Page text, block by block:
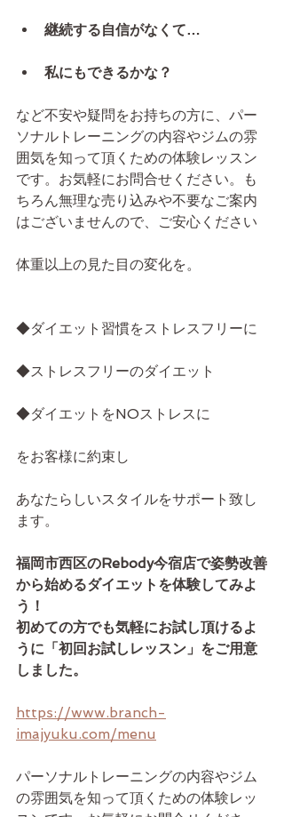
継続する自信がなくて…
私にもできるかな？
など不安や疑問をお持ちの方に、パー
ソナルトレーニングの内容やジムの雰
囲気を知って頂くための体験レッスン
です。お気軽にお問合せください。も
ちろん無理な売り込みや不要なご案内
はございませんので、ご安心ください
体重以上の見た目の変化を。
◆ダイエット習慣をストレスフリーに
◆ストレスフリーのダイエット
◆ダイエットをNOストレスに
をお客様に約束し
あなたらしいスタイルをサポート致し
ます。
福岡市西区のRebody今宿店で姿勢改善
から始めるダイエットを体験してみよ
う！
初めての方でも気軽にお試し頂けるよ
うに「初回お試しレッスン」をご用意
しました。
https://www.branch-
imajyuku.com/menu
パーソナルトレーニングの内容やジム
の雰囲気を知って頂くための体験レッ